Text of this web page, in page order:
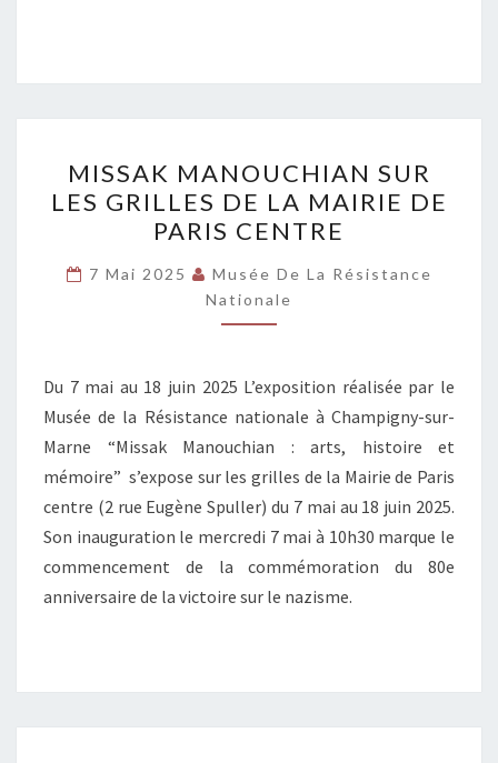
MANOUCHIAN
SUR
LES
GRILLES
DE
LA
DE
PARIS
CENTRE
MISSAK MANOUCHIAN SUR
LES GRILLES DE LA MAIRIE DE
PARIS CENTRE
7 Mai 2025
Musée De La Résistance
Nationale
Du 7 mai au 18 juin 2025 L’exposition réalisée par le
Musée de la Résistance nationale à Champigny-sur-
Marne “Missak Manouchian : arts, histoire et
mémoire” s’expose sur les grilles de la Mairie de Paris
centre (2 rue Eugène Spuller) du 7 mai au 18 juin 2025.
Son inauguration le mercredi 7 mai à 10h30 marque le
commencement de la commémoration du 80e
anniversaire de la victoire sur le nazisme.